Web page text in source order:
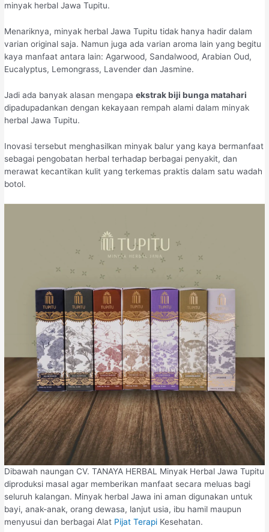
minyak herbal Jawa Tupitu.
Menariknya, minyak herbal Jawa Tupitu tidak hanya hadir dalam
varian original saja. Namun juga ada varian aroma lain yang begitu
kaya manfaat antara lain: Agarwood, Sandalwood, Arabian Oud,
Eucalyptus, Lemongrass, Lavender dan Jasmine.
Jadi ada banyak alasan mengapaekstrak biji bunga matahari
dipadupadankan dengan kekayaan rempah alami dalam minyak
herbal Jawa Tupitu.
Inovasi tersebut menghasilkan minyak balur yang kaya bermanfaat
sebagai pengobatan herbal terhadap berbagai penyakit, dan
merawat kecantikan kulit yang terkemas praktis dalam satu wadah
botol.
Dibawah naungan CV. TANAYA HERBAL Minyak Herbal Jawa Tupitu
diproduksi masal agar memberikan manfaat secara meluas bagi
seluruh kalangan. Minyak herbal Jawa ini aman digunakan untuk
bayi, anak-anak, orang dewasa, lanjut usia, ibu hamil maupun
menyusui dan berbagai Alat Pijat Terapi Kesehatan.